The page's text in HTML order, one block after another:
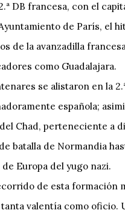
DB francesa, con el
de París, el
de la avanzadilla
como Guadalajara.
se alistaron en la
española;
Chad, perteneciente a
batalla de Normandia
Europa del yugo nazi.
de esta formación
valentía como oficio.